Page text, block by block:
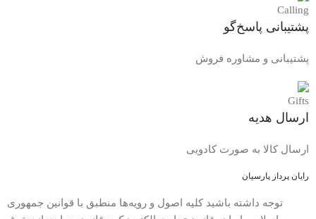
پشتیبانی پاسخ‌گو
پشتیبانی و مشاوره فروش
ارسال هدیه
ارسال کالا به صورت کادویی
رایان پرداز پارسیان
توجه داشته باشید کلیه اصول و رویه‏‌ها منطبق با قوانین جمهوری